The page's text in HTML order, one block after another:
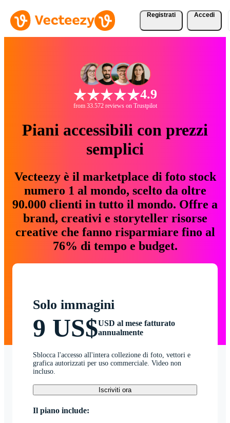
Registrati Accedi
4.9
from 33.572 reviews on Trustpilot
Piani accessibili con prezzi
semplici
Vecteezy è il marketplace di foto stock
numero 1 al mondo, scelto da oltre
90.000 clienti in tutto il mondo. Offre a
brand, creativi e storyteller risorse
creative che fanno risparmiare fino al
76% di tempo e budget.
Solo immagini
9 US$USD al mese fatturato
annualmente
Sblocca l'accesso all'intera collezione di foto, vettori e
grafica autorizzati per uso commerciale. Video non
incluso.
Iscriviti ora
Il piano include: